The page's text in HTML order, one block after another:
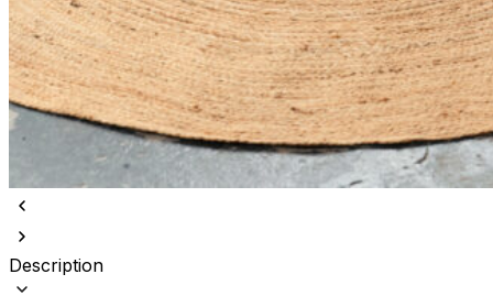
Description